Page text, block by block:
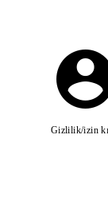
Gizlilik/izin